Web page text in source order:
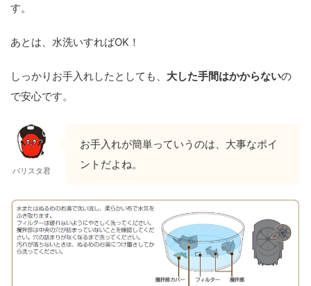
す。
あとは、水洗いすればOK！
しっかりお手入れしたとしても、 大した手間はかからないの
で安心です。
バリスタ君
お手入れが簡単っていうのは、大事なポイ
ントだよね。